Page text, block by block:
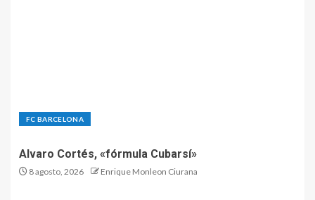
FC BARCELONA
Alvaro Cortés, «fórmula Cubarsí»
8 agosto, 2026 Enrique Monleon Ciurana